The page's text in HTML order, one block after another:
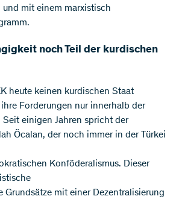
und mit einem marxistisch
noch Teil der kurdischen
heute keinen kurdischen Staat
Forderungen nur innerhalb der
Seit einigen Jahren spricht der
Öcalan, der noch immer in der Türkei
Konföderalismus. Dieser
Grundsätze mit einer Dezentralisierung